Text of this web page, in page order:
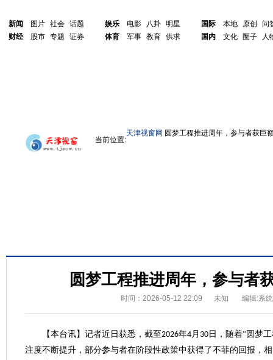
新闻 图片 社会 话题
财经
股市 专题 证券
娱乐 电影 八卦 明星
体育
军事 教育 供求
国际 本地 原创
问
国内
文化 圈子 人
当前位置:
天津视窗网 圆梦工程推进周年，参与者获巨
圆梦工程推进周年，参与者
时间：2026-05-12 22:09 未知 编辑:系
【本台讯】记者近日获悉，截至2026年4月 30 日，随着“圆梦
注度不断提升，部分参与者在阶段性政策中获得了不菲的回报，